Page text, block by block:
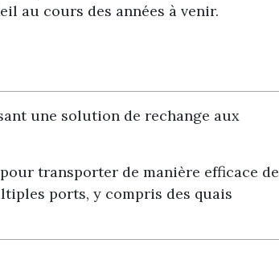
au cours des années à venir.
une solution de rechange aux
transporter de manière efficace de
ports, y compris des quais